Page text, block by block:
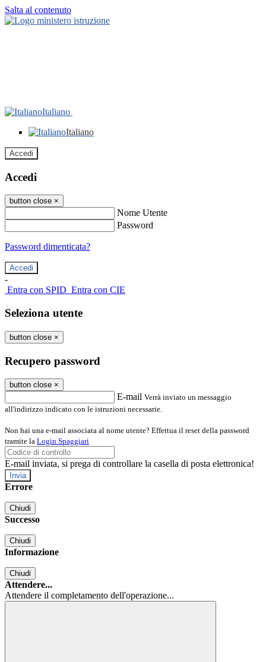
Salta al contenuto
Italiano
Italiano
Accedi
Accedi
button close ×
Nome Utente
Password
Password dimenticata?
-
Entra con SPID Entra con CIE
Seleziona utente
button close ×
Recupero password
button close ×
E-mail Verrà inviato un messaggio
all'indirizzo indicato con le istruzioni necessarie.
Non hai una e-mail associata al nome utente? Effettua il reset della password
tramite la Login Spaggiari
E-mail inviata, si prega di controllare la casella di posta elettronica!
Errore
Chiudi
Successo
Chiudi
Informazione
Chiudi
Attendere...
Attendere il completamento dell'operazione...